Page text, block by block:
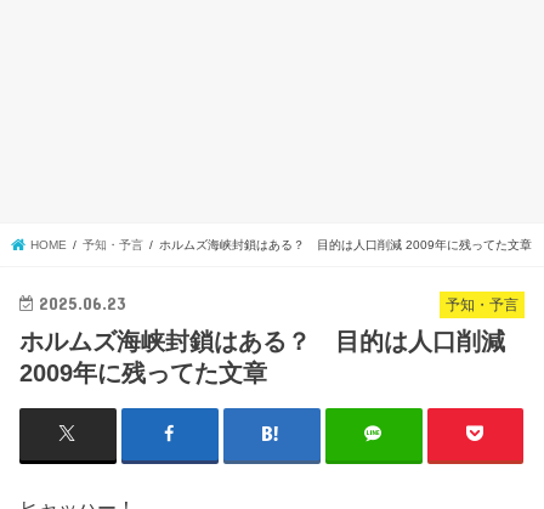
HOME 予知・予言 ホルムズ海峡封鎖はある？ 目的は人口削減 2009年に残ってた文章
予知・予言
2025.06.23
ホルムズ海峡封鎖はある？ 目的は人口削減
2009年に残ってた文章